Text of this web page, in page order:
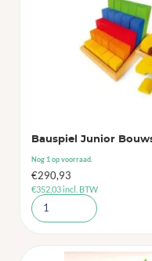
Bauspiel Junior
Nog 1 op voorraad.
€290,93
€352,03incl. BTW